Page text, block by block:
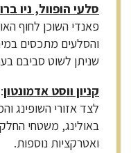
סלעי הופוול, ניו
פאנדי השוכן לחוף
והסלעים מתכסים
שניתן לשוט סביבם
קניון ווסט אדמונטון
לצד אזורי השופינג
באולינג, משטחי
ואטרקציות נוספות.